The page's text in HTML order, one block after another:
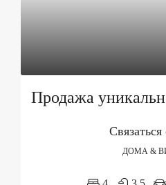
ДОМА &